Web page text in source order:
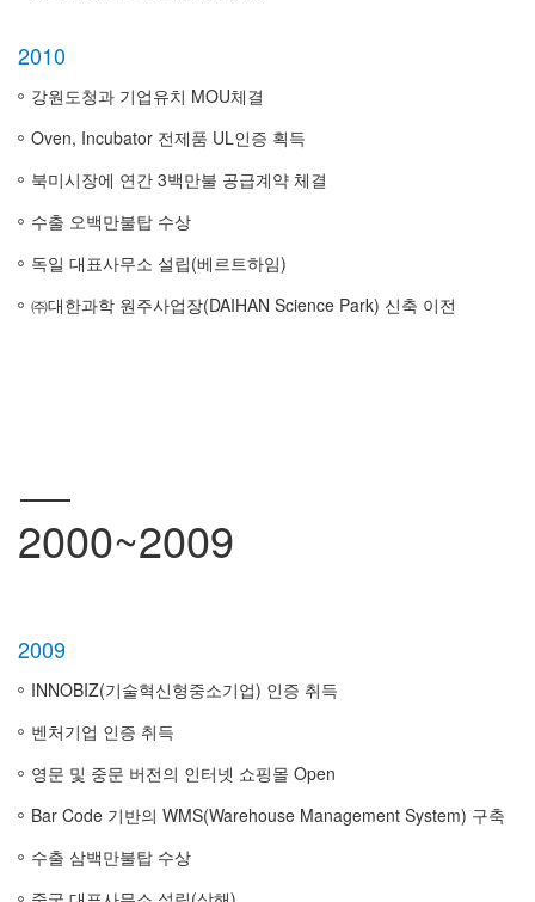
2010
강원도청과 기업유치 MOU체결
Oven, Incubator 전제품 UL인증 획득
북미시장에 연간 3백만불 공급계약 체결
수출 오백만불탑 수상
독일 대표사무소 설립(베르트하임)
㈜대한과학 원주사업장(DAIHAN Science Park) 신축 이전
2000~2009
2009
INNOBIZ(기술혁신형중소기업) 인증 취득
벤처기업 인증 취득
영문 및 중문 버전의 인터넷 쇼핑몰 Open
Bar Code 기반의 WMS(Warehouse Management System) 구축
수출 삼백만불탑 수상